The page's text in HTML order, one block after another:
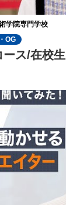
学院専門学校
OG
ース/在校